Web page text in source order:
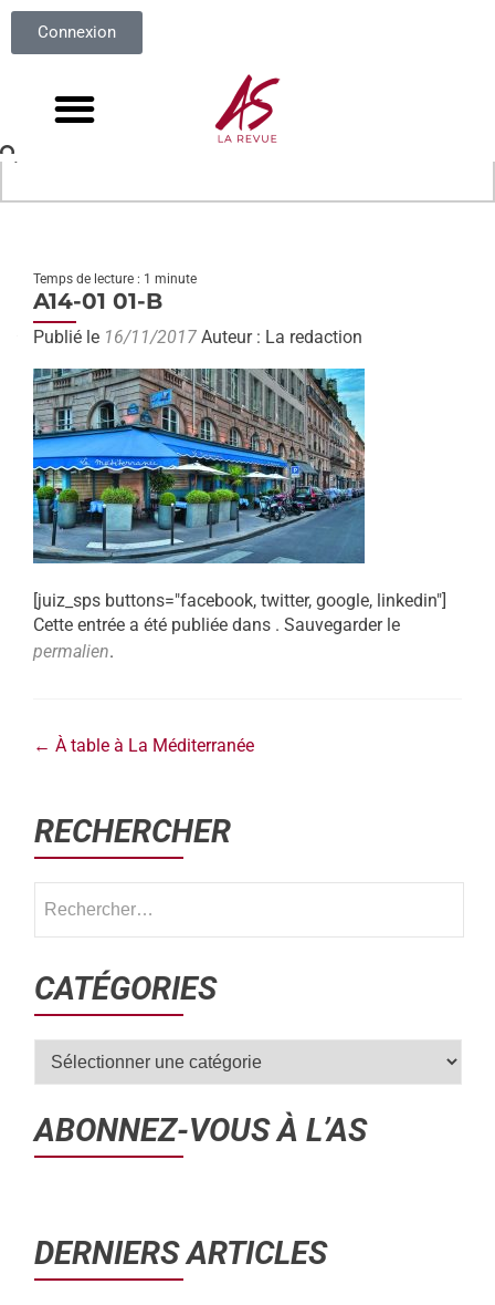
Connexion
Temps de lecture : 1 minute
A14-01 01-B
Publié le 16/11/2017 Auteur : La redaction
[juiz_sps buttons="facebook, twitter, google, linkedin"]
Cette entrée a été publiée dans . Sauvegarder le
permalien.
← À table à La Méditerranée
RECHERCHER
CATÉGORIES
ABONNEZ-VOUS À L’AS
DERNIERS ARTICLES